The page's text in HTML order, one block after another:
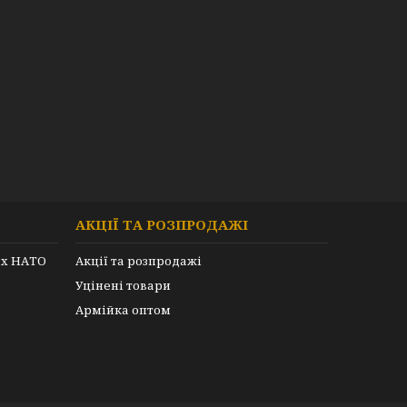
НАТО
АКЦІЇ ТА РОЗПРОДАЖІ
Акції та розпродажі
Уцінені товари
Армійка оптом